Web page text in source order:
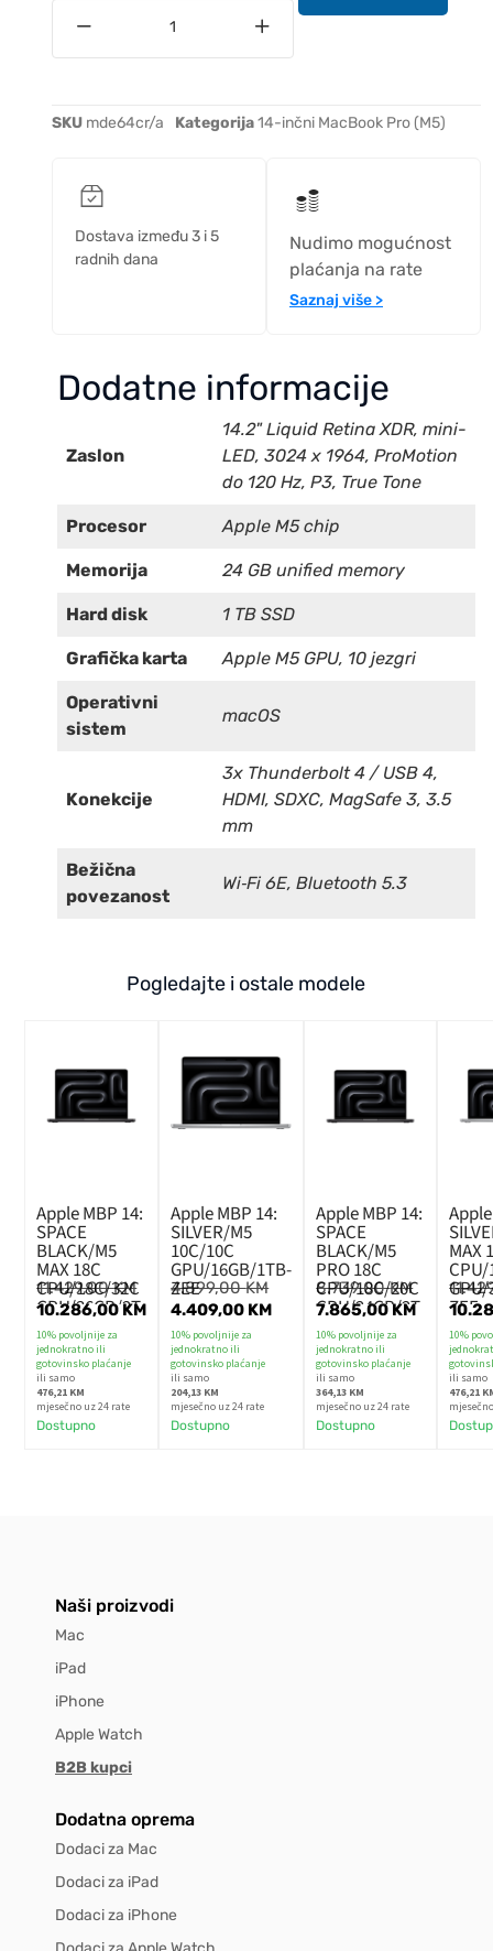
SKU mde64cr/a Kategorija14-inčni MacBook Pro (M5)
Dostava između 3 i 5
radnih dana
Nudimo mogućnost
plaćanja na rate
Saznaj više >
Dodatne informacije
Zaslon
14.2" Liquid Retina XDR, mini-
LED, 3024 x 1964, ProMotion
do 120 Hz, P3, True Tone
Procesor Apple M5 chip
Memorija 24 GB unified memory
Hard disk 1 TB SSD
Grafička karta Apple M5 GPU, 10 jezgri
Operativni
sistem
macOS
Konekcije
3x Thunderbolt 4 / USB 4,
HDMI, SDXC, MagSafe 3, 3.5
mm
Bežična
povezanost
Wi‑Fi 6E, Bluetooth 5.3
Pogledajte i ostale modele
Apple MBP 14:
SPACE
BLACK/M5
MAX 18C
CPU/18C/32C
GPU/36GB/2T-
ZEE
11.429,00KM
10.286,00KM
10% povoljnije za
jednokratno ili
gotovinsko plaćanje
ili samo
476,21 KM
mjesečno uz 24 rate
Dostupno
Apple MBP 14:
SILVER/M5
10C/10C
GPU/16GB/1TB-
ZEE
4.899,00KM
4.409,00 KM
10% povoljnije za
jednokratno ili
gotovinsko plaćanje
ili samo
204,13 KM
mjesečno uz 24 rate
Dostupno
Apple MBP 14:
SPACE
BLACK/M5
PRO 18C
CPU/18C/20C
GPU/24GB/2T-
CRO
8.739,00KM
7.865,00KM
10% povoljnije za
jednokratno ili
gotovinsko plaćanje
ili samo
364,13 KM
mjesečno uz 24 rate
Dostupno
MAX
ZEE
10%
ili samo
476,21
Naši proizvodi
Mac
iPad
iPhone
Apple Watch
B2B kupci
Dodatna oprema
Dodaci za Mac
Dodaci za iPad
Dodaci za iPhone